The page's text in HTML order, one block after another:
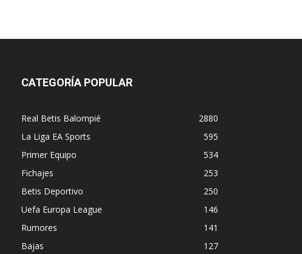
CATEGORÍA POPULAR
Real Betis Balompié
2880
La Liga EA Sports
595
Primer Equipo
534
Fichajes
253
Betis Deportivo
250
Uefa Europa League
146
Rumores
141
Bajas
127